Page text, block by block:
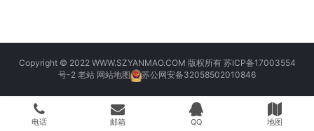
Copyright © 2022 WWW.SZYANMAO.COM 版权所有 苏ICP备17003554
号-2 老站 网站地图 苏公网安备32058502010846
电话 邮箱 QQ 地图